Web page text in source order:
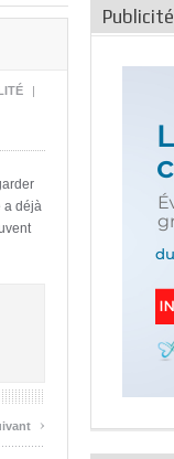
|
a déjà
›
Publicité